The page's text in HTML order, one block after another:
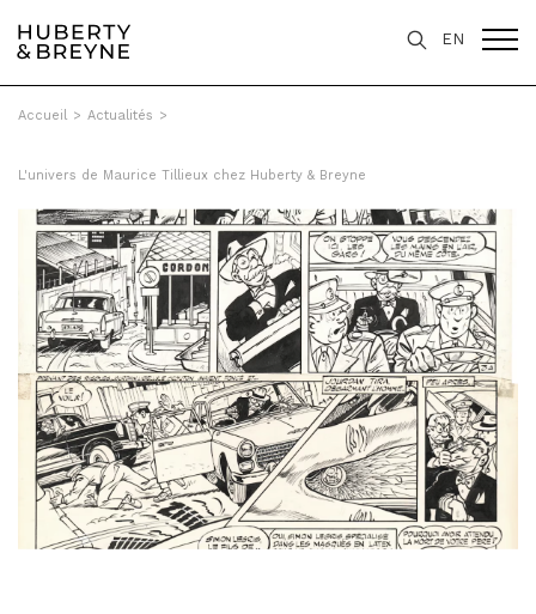
EN
Accueil > Actualités >
L'univers de Maurice Tillieux chez Huberty & Breyne